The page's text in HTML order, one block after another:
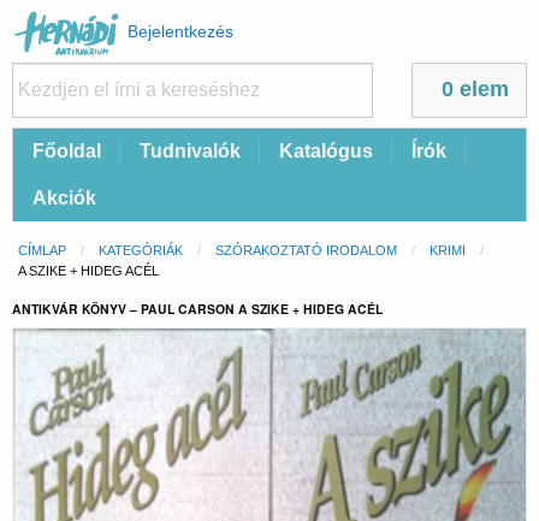
Felhasználói
fiók
menüje
Bejelentkezés
0 elem
FőFőoldal Tudnivalók Katalógus Írók
Akciók
Morzsa
CÍMLAP KATEGÓRIÁK SZÓRAKOZTATÓ IRODALOM
KRIMI
CURRENT:
A SZIKE + HIDEG ACÉL
ANTIKVÁR KÖNYV – PAUL CARSON A SZIKE + HIDEG ACÉL